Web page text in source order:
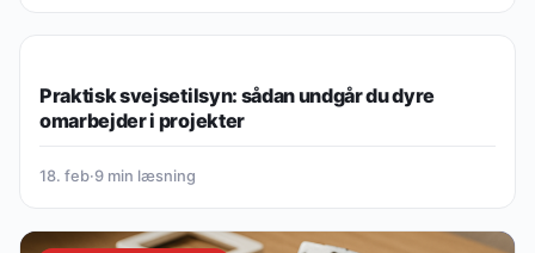
Praktisk svejsetilsyn: sådan undgår du dyre
omarbejder i projekter
18. feb·9 min læsning